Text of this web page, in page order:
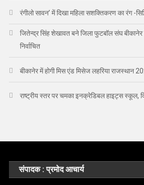
रंगीलो सावन’ में दिखा महिला सशक्तिकरण का रंग -
जितेन्द्र सिंह शेखावत बने जिला फुटबॉल संघ
निर्वाचित
बीकानेर में होगी मिस एंड मिसेज लहरिया राजस्थान
राष्ट्रीय स्तर पर चमका इनक्रेडिबल हाइट्स स्कूल,
संपादक : प्रमोद आचार्य